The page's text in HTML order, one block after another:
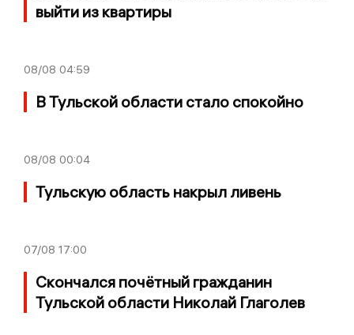
выйти из квартиры
08/08 04:59
В Тульской области стало спокойно
08/08 00:04
Тульскую область накрыл ливень
07/08 17:00
Скончался почётный гражданин
Тульской области Николай Глаголев